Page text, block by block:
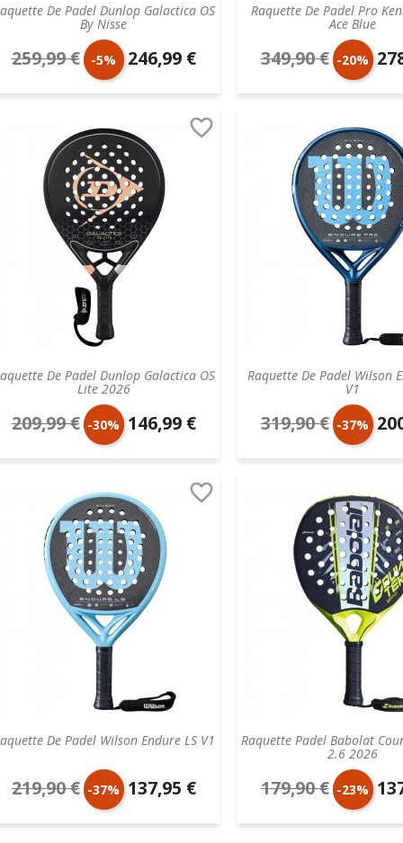
De Padel Dunlop Galactica OS
By Nisse
Prix
de
259,99 € -5% Prix
unitaire
246,99 €
Raquette De Padel Pro
Ace Blue
Prix
de
349,90 € -20% Prix
De Padel Dunlop Galactica OS
Lite 2026

Prix
de
209,99 € -30% Prix
unitaire
146,99 €
Raquette De Padel Wilson
V1
Prix
de
319,90 € -37% Prix
De Padel Wilson Endure LS V1

Prix
de
219,90 € -37% Prix
unitaire
137,95 €
Raquette Padel Babolat
2.6 2026
Prix
de
179,90 € -23% Prix